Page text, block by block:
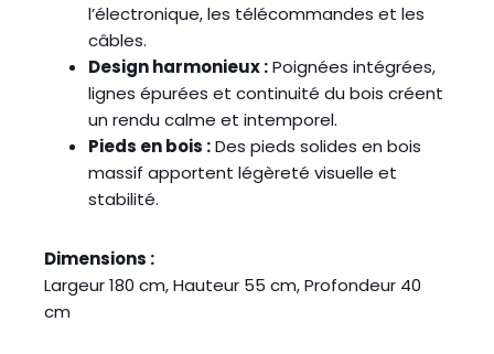
l’électronique, les télécommandes et les
câbles.
Design harmonieux :Poignées intégrées,
lignes épurées et continuité du bois créent
un rendu calme et intemporel.
Pieds en bois :Des pieds solides en bois
massif apportent légèreté visuelle et
stabilité.
Dimensions :
Largeur 180 cm, Hauteur 55 cm, Profondeur 40
cm